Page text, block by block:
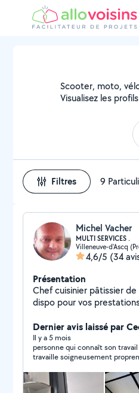
Scooter, moto,
Visualisez les
Filtres 9
Michel Vacher
MULTI SERVICES .
Villeneuve-d'Ascq
4,6/5 (34
Présentation
Chef cuisinier pâtissier
dispo pour vos
placard , construction de
cyclo , je peux également
plomberie, papier peints ,
menuiserie, jardin et
de votre piscine . Bien
a moindre cout ...
Dernier avis laissé par
Il y a 5 mois
personne qui connaît son
travaille soigneusement
d'une personne qui est sur allô
Michel